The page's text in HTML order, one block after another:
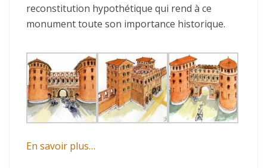
reconstitution hypothétique qui rend à ce
monument toute son importance historique.
En savoir plus…